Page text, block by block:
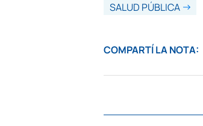
SALUD PÚBLICA
COMPARTÍ LA NOTA: